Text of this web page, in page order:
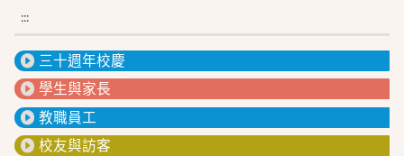
:::
三十週年校慶
學生與家長
教職員工
校友與訪客